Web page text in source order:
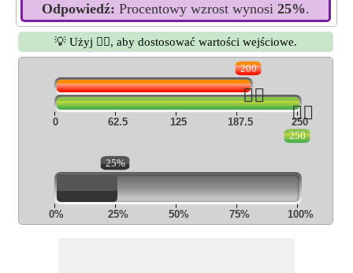
Odpowiedź: Procentowy wzrost wynosi 25%.
💡 Użyj 👆🏻, aby dostosować wartości wejściowe.
200
👆🏻
👆🏻
250
0 62.5 125 187.5 250
25%
0% 25% 50% 75% 100%